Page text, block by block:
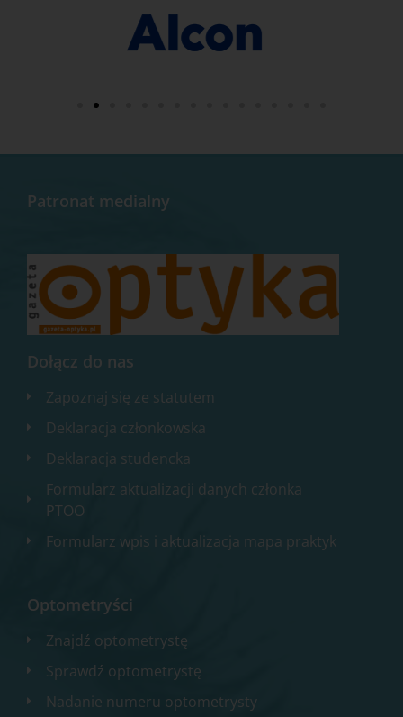
Patronat medialny
Dołącz do nas
Zapoznaj się ze statutem
Deklaracja członkowska
Deklaracja studencka
Formularz aktualizacji danych członka
PTOO
Formularz wpis i aktualizacja mapa praktyk
Optometryści
Znajdź optometrystę
Sprawdź optometrystę
Nadanie numeru optometrysty